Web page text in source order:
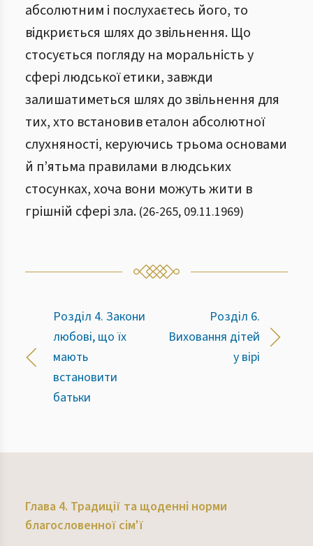
абсолютним і послухаєтесь його, то
відкриється шлях до звільнення. Що
стосується погляду на моральність у
сфері людської етики, завжди
залишатиметься шлях до звільнення для
тих, хто встановив еталон абсолютної
слухняності, керуючись трьома основами
й п’ятьма правилами в людських
стосунках, хоча вони можуть жити в
грішній сфері зла. (26-265, 09.11.1969)
Розділ 4. Закони
любові, що їх
мають
встановити
батьки
Розділ 6.
Виховання дітей
у вірі
Глава 4. Традиції та щоденні норми
благословенної сім'ї